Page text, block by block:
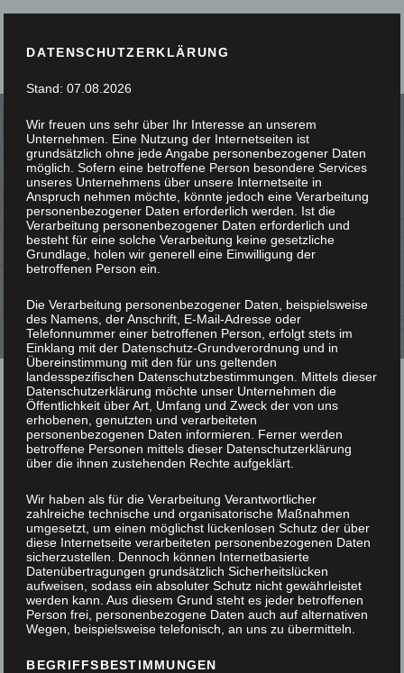
SIE STÖBERN, WIR
SCHREINERN
DATENSCHUTZERKLÄRUNG
Stand: 07.08.2026
Wir freuen uns sehr über Ihr Interesse an unserem
Unternehmen. Eine Nutzung der Internetseiten ist
grundsätzlich ohne jede Angabe personenbezogener Daten
möglich. Sofern eine betroffene Person besondere Services
unseres Unternehmens über unsere Internetseite in
Anspruch nehmen möchte, könnte jedoch eine Verarbeitung
personenbezogener Daten erforderlich werden. Ist die
Verarbeitung personenbezogener Daten erforderlich und
besteht für eine solche Verarbeitung keine gesetzliche
Grundlage, holen wir generell eine Einwilligung der
betroffenen Person ein.
Die Verarbeitung personenbezogener Daten, beispielsweise
des Namens, der Anschrift, E-Mail-Adresse oder
Telefonnummer einer betroffenen Person, erfolgt stets im
Einklang mit der Datenschutz-Grundverordnung und in
Übereinstimmung mit den für uns geltenden
landesspezifischen Datenschutzbestimmungen. Mittels dieser
Datenschutzerklärung möchte unser Unternehmen die
Öffentlichkeit über Art, Umfang und Zweck der von uns
erhobenen, genutzten und verarbeiteten
personenbezogenen Daten informieren. Ferner werden
betroffene Personen mittels dieser Datenschutzerklärung
über die ihnen zustehenden Rechte aufgeklärt.
Wir haben als für die Verarbeitung Verantwortlicher
zahlreiche technische und organisatorische Maßnahmen
umgesetzt, um einen möglichst lückenlosen Schutz der über
diese Internetseite verarbeiteten personenbezogenen Daten
sicherzustellen. Dennoch können Internetbasierte
Datenübertragungen grundsätzlich Sicherheitslücken
aufweisen, sodass ein absoluter Schutz nicht gewährleistet
werden kann. Aus diesem Grund steht es jeder betroffenen
Person frei, personenbezogene Daten auch auf alternativen
Wegen, beispielsweise telefonisch, an uns zu übermitteln.
BEGRIFFSBESTIMMUNGEN